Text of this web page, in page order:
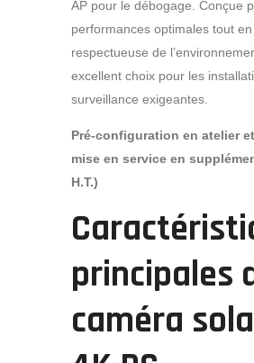
AP pour le débogage. Conçue
performances optimales tout
respectueuse de
excellent choix pour les
surveillance exigeantes.
Pré-configuration en atelier
mise en service en
H.T.)
principales
caméra